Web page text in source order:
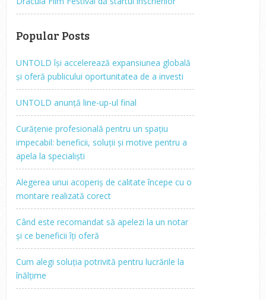
Popular Posts
UNTOLD își accelerează expansiunea globală
și oferă publicului oportunitatea de a investi
UNTOLD anunță line-up-ul final
Curățenie profesională pentru un spațiu
impecabil: beneficii, soluții și motive pentru a
apela la specialiști
Alegerea unui acoperiș de calitate începe cu o
montare realizată corect
Când este recomandat să apelezi la un notar
și ce beneficii îți oferă
Cum alegi soluția potrivită pentru lucrările la
înălțime